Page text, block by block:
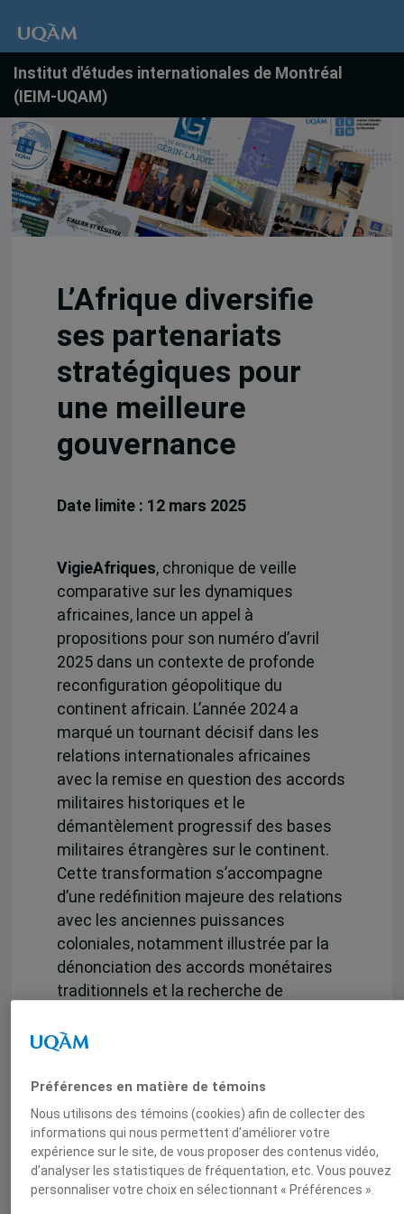
Institut d'études internationales de Montréal
(IEIM-UQAM)
L’Afrique diversifie
ses partenariats
stratégiques pour
une meilleure
gouvernance
Date limite : 12 mars 2025
VigieAfriques, chronique de veille
comparative sur les dynamiques
africaines, lance un appel à
propositions pour son numéro d’avril
2025 dans un contexte de profonde
reconfiguration géopolitique du
continent africain. L’année 2024 a
marqué un tournant décisif dans les
relations internationales africaines
avec la remise en question des accords
militaires historiques et le
démantèlement progressif des bases
militaires étrangères sur le continent.
Cette transformation s’accompagne
d’une redéfinition majeure des relations
avec les anciennes puissances
coloniales, notamment illustrée par la
dénonciation des accords monétaires
traditionnels et la recherche de
économique. Dans ce paysage dont
de dirigeants politiques pousse à la
transformation, la présence croissante
de la Chine à travers l’Initiative de La
nouvelle route de la soie et l’influence
grandissante de la Russie,
Préférences en matière de témoins
Nous utilisons des témoins (cookies) afin de collecter des
informations qui nous permettent d’améliorer votre
expérience sur le site, de vous proposer des contenus vidéo,
d’analyser les statistiques de fréquentation, etc. Vous pouvez
personnaliser votre choix en sélectionnant « Préférences ».